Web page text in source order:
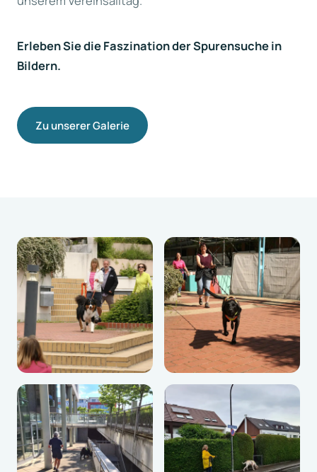
Erleben Sie die Faszination der Spurensuche in
Bildern.
Zu unserer Galerie